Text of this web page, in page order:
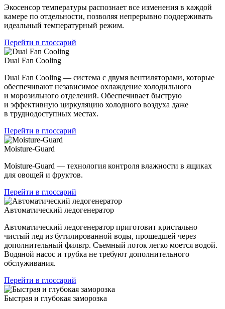
Экосенсор температуры распознает все изменения в каждой
камере по отдельности, позволяя непрерывно поддерживать
идеальный температурный режим.
Перейти в глоссарий
Dual Fan Cooling
Dual Fan Cooling — система с двумя вентиляторами, которые
обеспечивают независимое охлаждение холодильного
и морозильного отделений. Обеспечивает быструю
и эффективную циркуляцию холодного воздуха даже
в труднодоступных местах.
Перейти в глоссарий
Moisture-Guard
Moisture-Guard — технология контроля влажности в ящиках
для овощей и фруктов.
Перейти в глоссарий
Автоматический ледогенератор
Автоматический ледогенератор приготовит кристально
чистый лед из бутилированной воды, прошедшей через
дополнительный фильтр. Съемный лоток легко моется водой.
Водяной насос и трубка не требуют дополнительного
обслуживания.
Перейти в глоссарий
Быстрая и глубокая заморозка